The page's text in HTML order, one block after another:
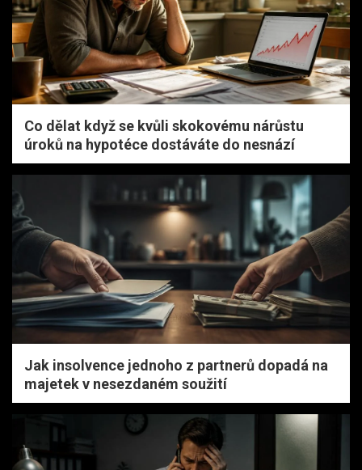
Co dělat když se kvůli skokovému nárůstu
úroků na hypotéce dostáváte do nesnází
Jak insolvence jednoho z partnerů dopadá na
majetek v nesezdaném soužití